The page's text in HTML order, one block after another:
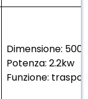
Dimensione:
Potenza: 2.2kw
Funzione: